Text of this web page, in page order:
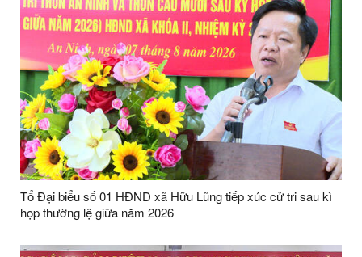
Tổ Đại biểu số 01 HĐND xã Hữu Lũng tiếp xúc cử tri sau kì
họp thường lệ giữa năm 2026